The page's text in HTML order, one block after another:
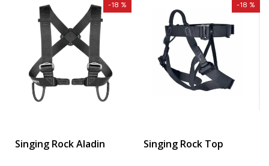
Singing Rock Aladin
-18 %
Singing Rock Top
-18 %